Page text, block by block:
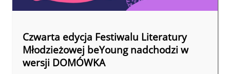
Czwarta edycja Festiwalu Literatury
Młodzieżowej beYoung nadchodzi w
wersji DOMÓWKA